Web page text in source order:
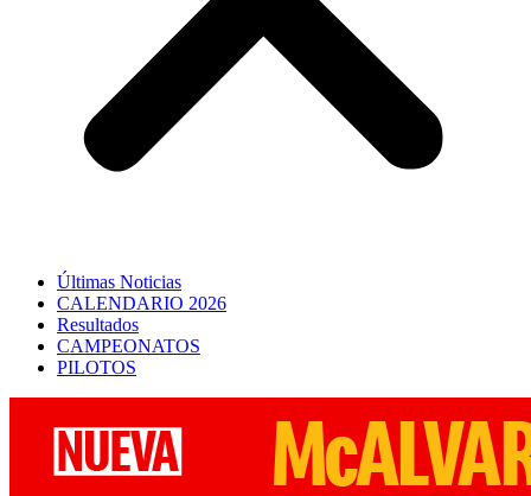
Últimas Noticias
CALENDARIO 2026
Resultados
CAMPEONATOS
PILOTOS